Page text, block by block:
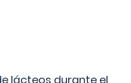
lácteos durante el